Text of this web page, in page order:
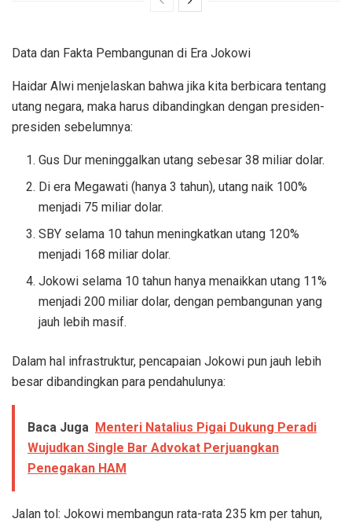
Data dan Fakta Pembangunan di Era Jokowi
Haidar Alwi menjelaskan bahwa jika kita berbicara tentang
utang negara, maka harus dibandingkan dengan presiden-
presiden sebelumnya:
Gus Dur meninggalkan utang sebesar 38 miliar dolar.
Di era Megawati (hanya 3 tahun), utang naik 100%
menjadi 75 miliar dolar.
SBY selama 10 tahun meningkatkan utang 120%
menjadi 168 miliar dolar.
Jokowi selama 10 tahun hanya menaikkan utang 11%
menjadi 200 miliar dolar, dengan pembangunan yang
jauh lebih masif.
Dalam hal infrastruktur, pencapaian Jokowi pun jauh lebih
besar dibandingkan para pendahulunya:
Baca Juga Menteri Natalius Pigai Dukung Peradi
Wujudkan Single Bar Advokat Perjuangkan
Penegakan HAM
Jalan tol: Jokowi membangun rata-rata 235 km per tahun,